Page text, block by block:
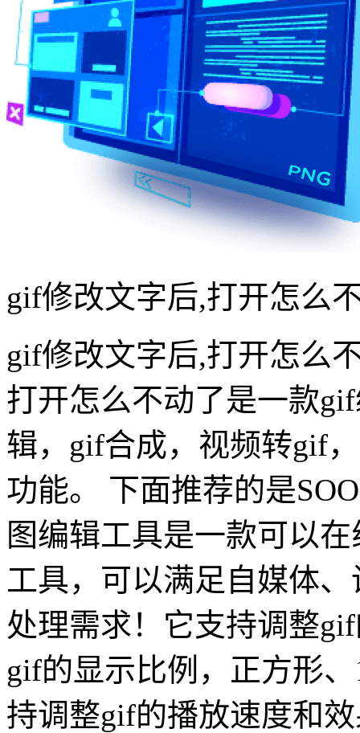
gif修改文字后,打开怎么
gif修改文字后,打开怎么
打开怎么不动了是一款
辑，gif合成，视频转gif
功能。 下面推荐的是
图编辑工具是一款可以
工具，可以满足自媒体
处理需求！它支持调整
gif的显示比例，正方形
持调整gif的播放速度和